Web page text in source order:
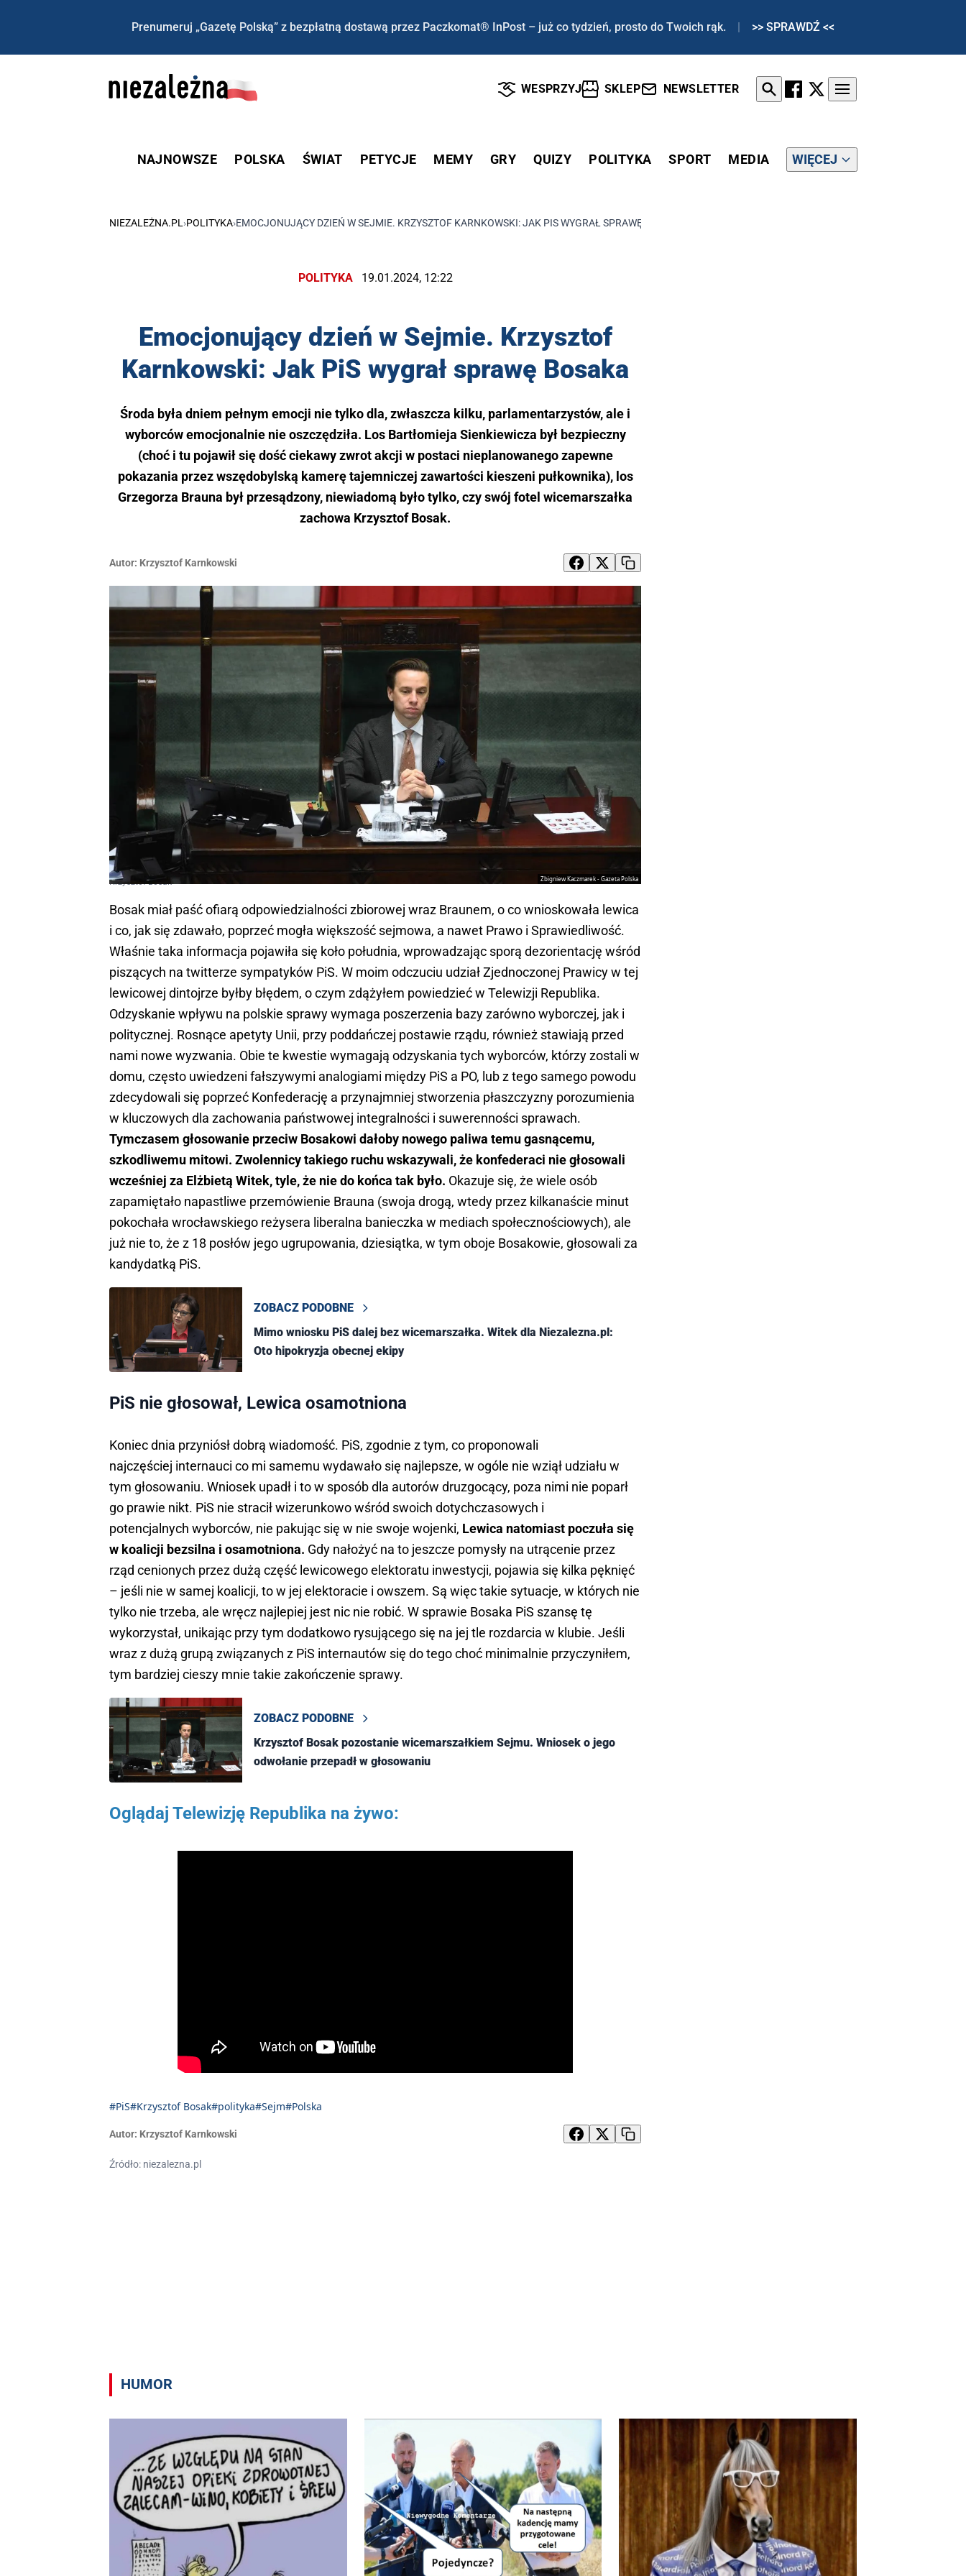
Prenumeruj „Gazetę Polską” z bezpłatną dostawą przez Paczkomat® InPost – już co tydzień, prosto do Twoich rąk. | >> SPRAWDŹ <<
WESPRZYJ SKLEP NEWSLETTER
NAJNOWSZE POLSKA ŚWIAT PETYCJE MEMY GRY QUIZY POLITYKA SPORT MEDIA WIĘCEJ
NIEZALEŻNA.PL ›POLITYKA›EMOCJONUJĄCY DZIEŃ W SEJMIE. KRZYSZTOF KARNKOWSKI: JAK PIS WYGRAŁ SPRAWĘ BOSAKA
POLITYKA 19.01.2024, 12:22
Emocjonujący dzień w Sejmie. Krzysztof
Karnkowski: Jak PiS wygrał sprawę Bosaka
Środa była dniem pełnym emocji nie tylko dla, zwłaszcza kilku, parlamentarzystów, ale i
wyborców emocjonalnie nie oszczędziła. Los Bartłomieja Sienkiewicza był bezpieczny
(choć i tu pojawił się dość ciekawy zwrot akcji w postaci nieplanowanego zapewne
pokazania przez wszędobylską kamerę tajemniczej zawartości kieszeni pułkownika), los
Grzegorza Brauna był przesądzony, niewiadomą było tylko, czy swój fotel wicemarszałka
zachowa Krzysztof Bosak.
Autor: Krzysztof Karnkowski
Zbigniew Kaczmarek - Gazeta Polska
Krzysztof Bosak
Bosak miał paść ofiarą odpowiedzialności zbiorowej wraz Braunem, o co wnioskowała lewica
i co, jak się zdawało, poprzeć mogła większość sejmowa, a nawet Prawo i Sprawiedliwość.
Właśnie taka informacja pojawiła się koło południa, wprowadzając sporą dezorientację wśród
piszących na twitterze sympatyków PiS. W moim odczuciu udział Zjednoczonej Prawicy w tej
lewicowej dintojrze byłby błędem, o czym zdążyłem powiedzieć w Telewizji Republika.
Odzyskanie wpływu na polskie sprawy wymaga poszerzenia bazy zarówno wyborczej, jak i
politycznej. Rosnące apetyty Unii, przy poddańczej postawie rządu, również stawiają przed
nami nowe wyzwania. Obie te kwestie wymagają odzyskania tych wyborców, którzy zostali w
domu, często uwiedzeni fałszywymi analogiami między PiS a PO, lub z tego samego powodu
zdecydowali się poprzeć Konfederację a przynajmniej stworzenia płaszczyzny porozumienia
w kluczowych dla zachowania państwowej integralności i suwerenności sprawach.
Tymczasem głosowanie przeciw Bosakowi dałoby nowego paliwa temu gasnącemu,
szkodliwemu mitowi. Zwolennicy takiego ruchu wskazywali, że konfederaci nie głosowali
wcześniej za Elżbietą Witek, tyle, że nie do końca tak było. Okazuje się, że wiele osób
zapamiętało napastliwe przemówienie Brauna (swoja drogą, wtedy przez kilkanaście minut
pokochała wrocławskiego reżysera liberalna banieczka w mediach społecznościowych), ale
już nie to, że z 18 posłów jego ugrupowania, dziesiątka, w tym oboje Bosakowie, głosowali za
kandydatką PiS.
ZOBACZ PODOBNE
Mimo wniosku PiS dalej bez wicemarszałka. Witek dla Niezalezna.pl:
Oto hipokryzja obecnej ekipy
PiS nie głosował, Lewica osamotniona
Koniec dnia przyniósł dobrą wiadomość. PiS, zgodnie z tym, co proponowali
najczęściej internauci co mi samemu wydawało się najlepsze, w ogóle nie wziął udziału w
tym głosowaniu. Wniosek upadł i to w sposób dla autorów druzgocący, poza nimi nie poparł
go prawie nikt. PiS nie stracił wizerunkowo wśród swoich dotychczasowych i
potencjalnych wyborców, nie pakując się w nie swoje wojenki, Lewica natomiast poczuła się
w koalicji bezsilna i osamotniona. Gdy nałożyć na to jeszcze pomysły na utrącenie przez
rząd cenionych przez dużą część lewicowego elektoratu inwestycji, pojawia się kilka pęknięć
– jeśli nie w samej koalicji, to w jej elektoracie i owszem. Są więc takie sytuacje, w których nie
tylko nie trzeba, ale wręcz najlepiej jest nic nie robić. W sprawie Bosaka PiS szansę tę
wykorzystał, unikając przy tym dodatkowo rysującego się na jej tle rozdarcia w klubie. Jeśli
wraz z dużą grupą związanych z PiS internautów się do tego choć minimalnie przyczyniłem,
tym bardziej cieszy mnie takie zakończenie sprawy.
ZOBACZ PODOBNE
Krzysztof Bosak pozostanie wicemarszałkiem Sejmu. Wniosek o jego
odwołanie przepadł w głosowaniu
Oglądaj Telewizję Republika na żywo:
#PiS#Krzysztof Bosak#polityka#Sejm#Polska
Autor: Krzysztof Karnkowski
Źródło: niezalezna.pl
HUMOR